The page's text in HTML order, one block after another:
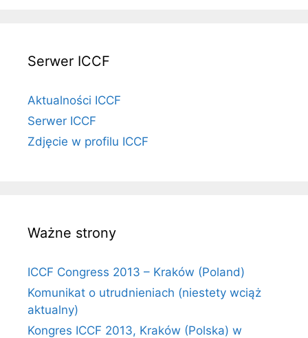
Serwer ICCF
Aktualności ICCF
Serwer ICCF
Zdjęcie w profilu ICCF
Ważne strony
ICCF Congress 2013 – Kraków (Poland)
Komunikat o utrudnieniach (niestety wciąż
aktualny)
Kongres ICCF 2013, Kraków (Polska) w